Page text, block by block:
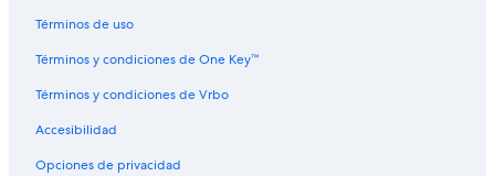
Términos de uso
Términos y condiciones de One Key™
Términos y condiciones de Vrbo
Accesibilidad
Opciones de privacidad